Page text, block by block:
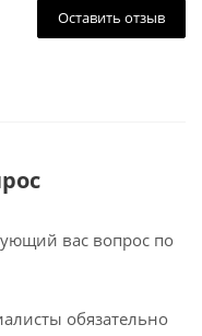
Оставить отзыв
вас вопрос по
обязательно